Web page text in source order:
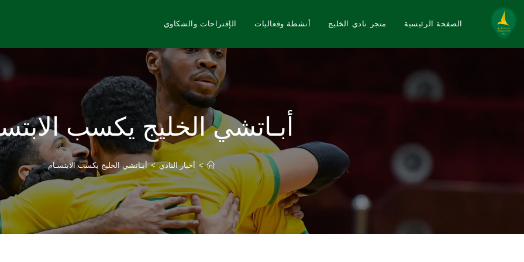
الصفحة الرئيسية متجر نادي الخليج أنشطة وفعاليات الإقتراحات والشكاوي
أبـاتشي الخليج يكسب
> أخبار النادي > أبـاتشي الخليج يكسب الابتسـام